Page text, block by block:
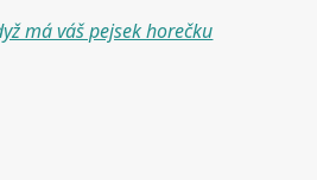
má váš pejsek horečku